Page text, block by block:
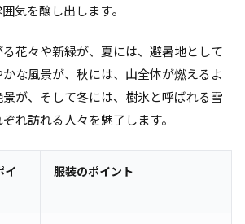
気を醸し出します。
花々や新緑が、夏には、避暑地として
な風景が、秋には、山全体が燃えるよ
が、そして冬には、樹氷と呼ばれる雪
れ訪れる人々を魅了します。
イ
服装のポイント